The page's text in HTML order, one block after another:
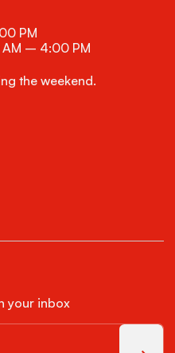
PM
– 4:00 PM
the weekend.
your inbox